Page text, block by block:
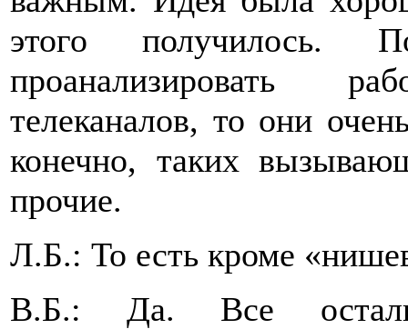
этого получилось.
проанализировать
телеканалов, то они
конечно, таких
прочие.
Л.Б.: То есть кроме
В.Б.: Да. Все